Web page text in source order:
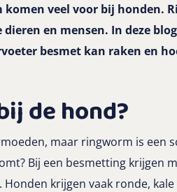
veel voor bij honden.
en mensen. In deze
besmet kan raken en
de hond?
maar ringworm is een
Bij een besmetting krijgen
krijgen vaak ronde,